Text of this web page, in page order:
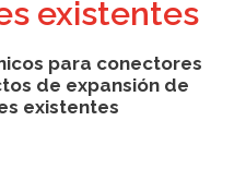
existentes
para conectores
de expansión de
existentes